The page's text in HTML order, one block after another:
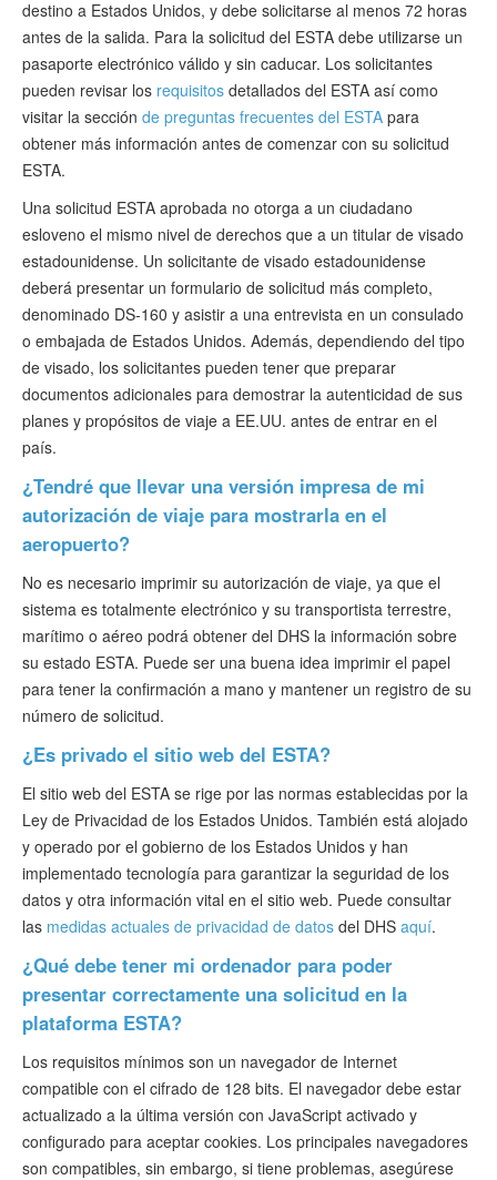
destino a Estados Unidos, y debe solicitarse al menos 72 horas
antes de la salida. Para la solicitud del ESTA debe utilizarse un
pasaporte electrónico válido y sin caducar. Los solicitantes
pueden revisar los requisitos detallados del ESTA así como
visitar la sección de preguntas frecuentes del ESTA para
obtener más información antes de comenzar con su solicitud
ESTA.
Una solicitud ESTA aprobada no otorga a un ciudadano
esloveno el mismo nivel de derechos que a un titular de visado
estadounidense. Un solicitante de visado estadounidense
deberá presentar un formulario de solicitud más completo,
denominado DS-160 y asistir a una entrevista en un consulado
o embajada de Estados Unidos. Además, dependiendo del tipo
de visado, los solicitantes pueden tener que preparar
documentos adicionales para demostrar la autenticidad de sus
planes y propósitos de viaje a EE.UU. antes de entrar en el
país.
¿Tendré que llevar una versión impresa de mi
autorización de viaje para mostrarla en el
aeropuerto?
No es necesario imprimir su autorización de viaje, ya que el
sistema es totalmente electrónico y su transportista terrestre,
marítimo o aéreo podrá obtener del DHS la información sobre
su estado ESTA. Puede ser una buena idea imprimir el papel
para tener la confirmación a mano y mantener un registro de su
número de solicitud.
¿Es privado el sitio web del ESTA?
El sitio web del ESTA se rige por las normas establecidas por la
Ley de Privacidad de los Estados Unidos. También está alojado
y operado por el gobierno de los Estados Unidos y han
implementado tecnología para garantizar la seguridad de los
datos y otra información vital en el sitio web. Puede consultar
las medidas actuales de privacidad de datos del DHS aquí.
¿Qué debe tener mi ordenador para poder
presentar correctamente una solicitud en la
plataforma ESTA?
Los requisitos mínimos son un navegador de Internet
compatible con el cifrado de 128 bits. El navegador debe estar
actualizado a la última versión con JavaScript activado y
configurado para aceptar cookies. Los principales navegadores
son compatibles, sin embargo, si tiene problemas, asegúrese